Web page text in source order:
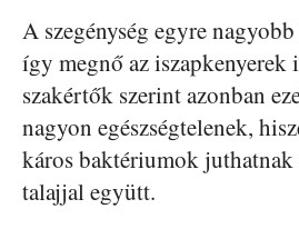
A szegénység egyre
így megnő az iszapkenyerek
szakértők szerint azonban
nagyon egészségtelenek,
káros baktériumok juthatnak
talajjal együtt.